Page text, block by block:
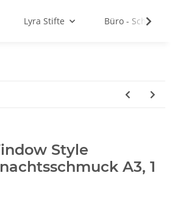
Lyra Stifte Büro - Schule -
Style
A3, 1